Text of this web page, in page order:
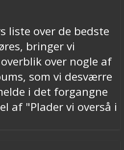
liste over de bedste
bringer vi
over nogle af
som vi desværre
i det forgangne
af "Plader vi overså i